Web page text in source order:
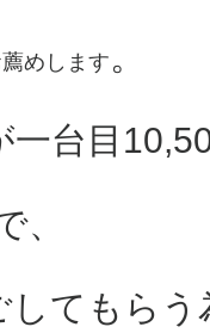
めします 。
台目
、
してもら